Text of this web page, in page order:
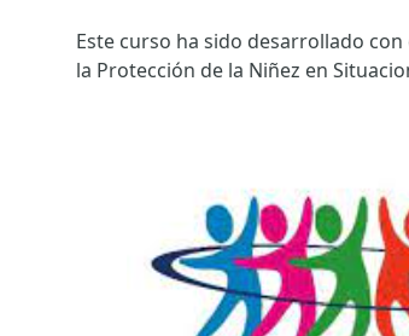
Este curso ha sido desarrollado
la Protección de la Niñez en